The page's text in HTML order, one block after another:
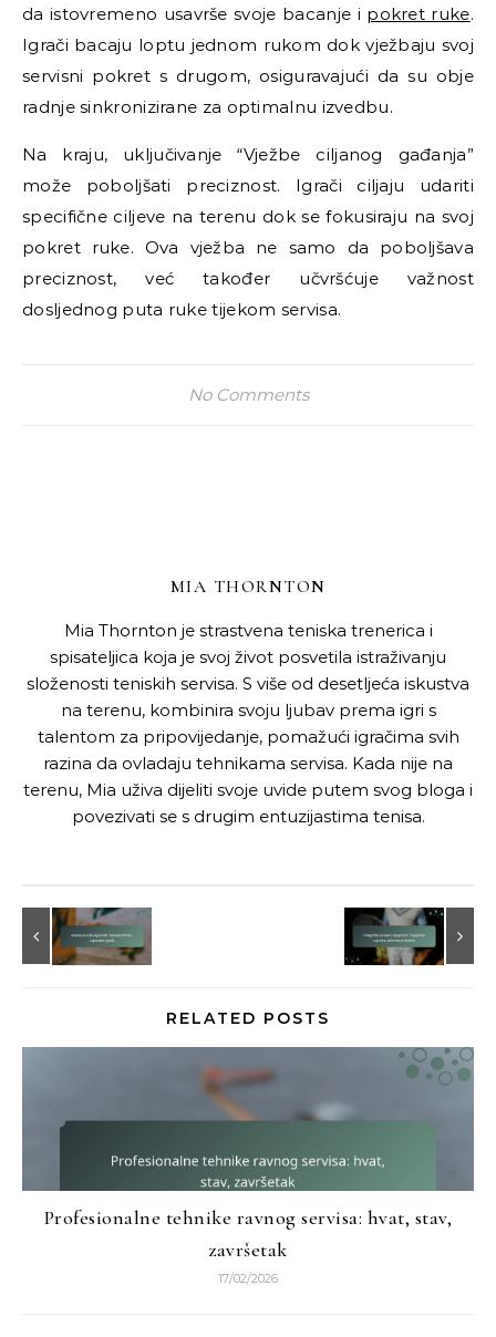
da istovremeno usavrše svoje bacanje i pokret ruke.
Igrači bacaju loptu jednom rukom dok vježbaju svoj
servisni pokret s drugom, osiguravajući da su obje
radnje sinkronizirane za optimalnu izvedbu.
Na kraju, uključivanje “Vježbe ciljanog gađanja”
može poboljšati preciznost. Igrači ciljaju udariti
specifične ciljeve na terenu dok se fokusiraju na svoj
pokret ruke. Ova vježba ne samo da poboljšava
preciznost, već također učvršćuje važnost
dosljednog puta ruke tijekom servisa.
No Comments
MIA THORNTON
Mia Thornton je strastvena teniska trenerica i
spisateljica koja je svoj život posvetila istraživanju
složenosti teniskih servisa. S više od desetljeća iskustva
na terenu, kombinira svoju ljubav prema igri s
talentom za pripovijedanje, pomažući igračima svih
razina da ovladaju tehnikama servisa. Kada nije na
terenu, Mia uživa dijeliti svoje uvide putem svog bloga i
povezivati se s drugim entuzijastima tenisa.
RELATED POSTS
Profesionalne tehnike ravnog servisa: hvat, stav,
završetak
17/02/2026